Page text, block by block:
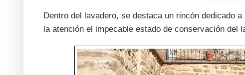
Dentro del lavadero, se destaca un rincón dedicado
la atención el impecable estado de conservación del